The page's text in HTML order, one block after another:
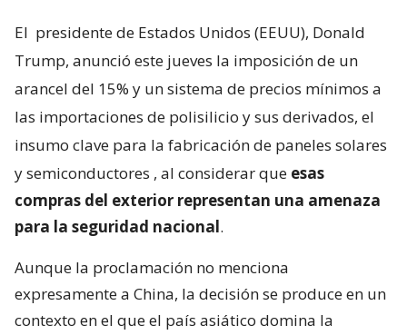
El presidente de Estados Unidos (EEUU), Donald
Trump, anunció este jueves la imposición de un
arancel del 15% y un sistema de precios mínimos a
las importaciones de polisilicio y sus derivados, el
insumo clave para la fabricación de paneles solares
y semiconductores , al considerar que esas
compras del exterior representan una amenaza
para la seguridad nacional.
Aunque la proclamación no menciona
expresamente a China, la decisión se produce en un
contexto en el que el país asiático domina la